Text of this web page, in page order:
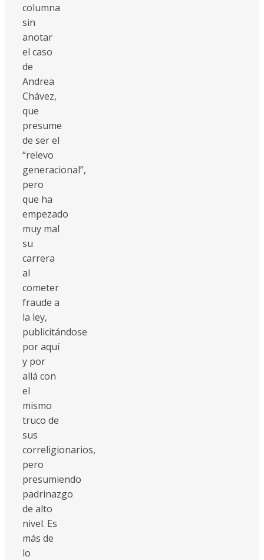
columna
sin
anotar
el caso
de
Andrea
Chávez,
que
presume
de ser el
“relevo
generacional”,
pero
que ha
empezado
muy mal
su
carrera
al
cometer
fraude a
la ley,
publicitándose
por aquí
y por
allá con
el
mismo
truco de
sus
correligionarios,
pero
presumiendo
padrinazgo
de alto
nivel. Es
más de
lo